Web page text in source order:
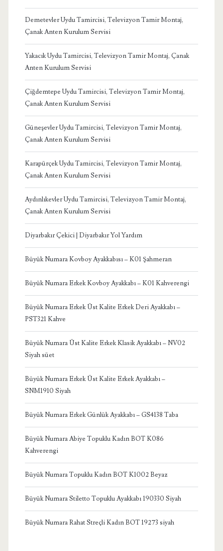
Demetevler Uydu Tamircisi, Televizyon Tamir Montaj,
Çanak Anten Kurulum Servisi
Yakacık Uydu Tamircisi, Televizyon Tamir Montaj, Çanak
Anten Kurulum Servisi
Çiğdemtepe Uydu Tamircisi, Televizyon Tamir Montaj,
Çanak Anten Kurulum Servisi
Güneşevler Uydu Tamircisi, Televizyon Tamir Montaj,
Çanak Anten Kurulum Servisi
Karapürçek Uydu Tamircisi, Televizyon Tamir Montaj,
Çanak Anten Kurulum Servisi
Aydınlıkevler Uydu Tamircisi, Televizyon Tamir Montaj,
Çanak Anten Kurulum Servisi
Diyarbakır Çekici | Diyarbakır Yol Yardım
Büyük Numara Kovboy Ayakkabısı – K01 Şahmeran
Büyük Numara Erkek Kovboy Ayakkabı – K01 Kahverengi
Büyük Numara Erkek Üst Kalite Erkek Deri Ayakkabı –
PST321 Kahve
Büyük Numara Üst Kalite Erkek Klasik Ayakkabı – NV02
Siyah süet
Büyük Numara Erkek Üst Kalite Erkek Ayakkabı –
SNM1910 Siyah
Büyük Numara Erkek Günlük Ayakkabı – GS4138 Taba
Büyük Numara Abiye Topuklu Kadın BOT K086
Kahverengi
Büyük Numara Topuklu Kadın BOT K1002 Beyaz
Büyük Numara Stiletto Topuklu Ayakkabı 190330 Siyah
Büyük Numara Rahat Streçli Kadın BOT 19273 siyah